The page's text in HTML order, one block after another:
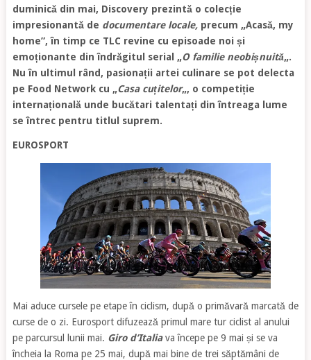
duminică din mai, Discovery prezintă o colecție
impresionantă de documentare locale,precum „Acasă, my
home”, în timp ce TLC revine cu episoade noi și
emoționante din îndrăgitul serial „O familie neobișnuită„.
Nu în ultimul rând, pasionații artei culinare se pot delecta
pe Food Network cu „Casa cuțitelor„, o competiție
internațională unde bucătari talentați din întreaga lume
se întrec pentru titlul suprem.
EUROSPORT
Mai aduce cursele pe etape în ciclism, după o primăvară marcată de
curse de o zi. Eurosport difuzează primul mare tur ciclist al anului
pe parcursul lunii mai. Giro d’Italiava începe pe 9 mai și se va
încheia la Roma pe 25 mai, după mai bine de trei săptămâni de